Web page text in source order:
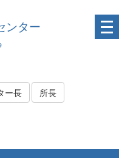
ンター
ー長 所長